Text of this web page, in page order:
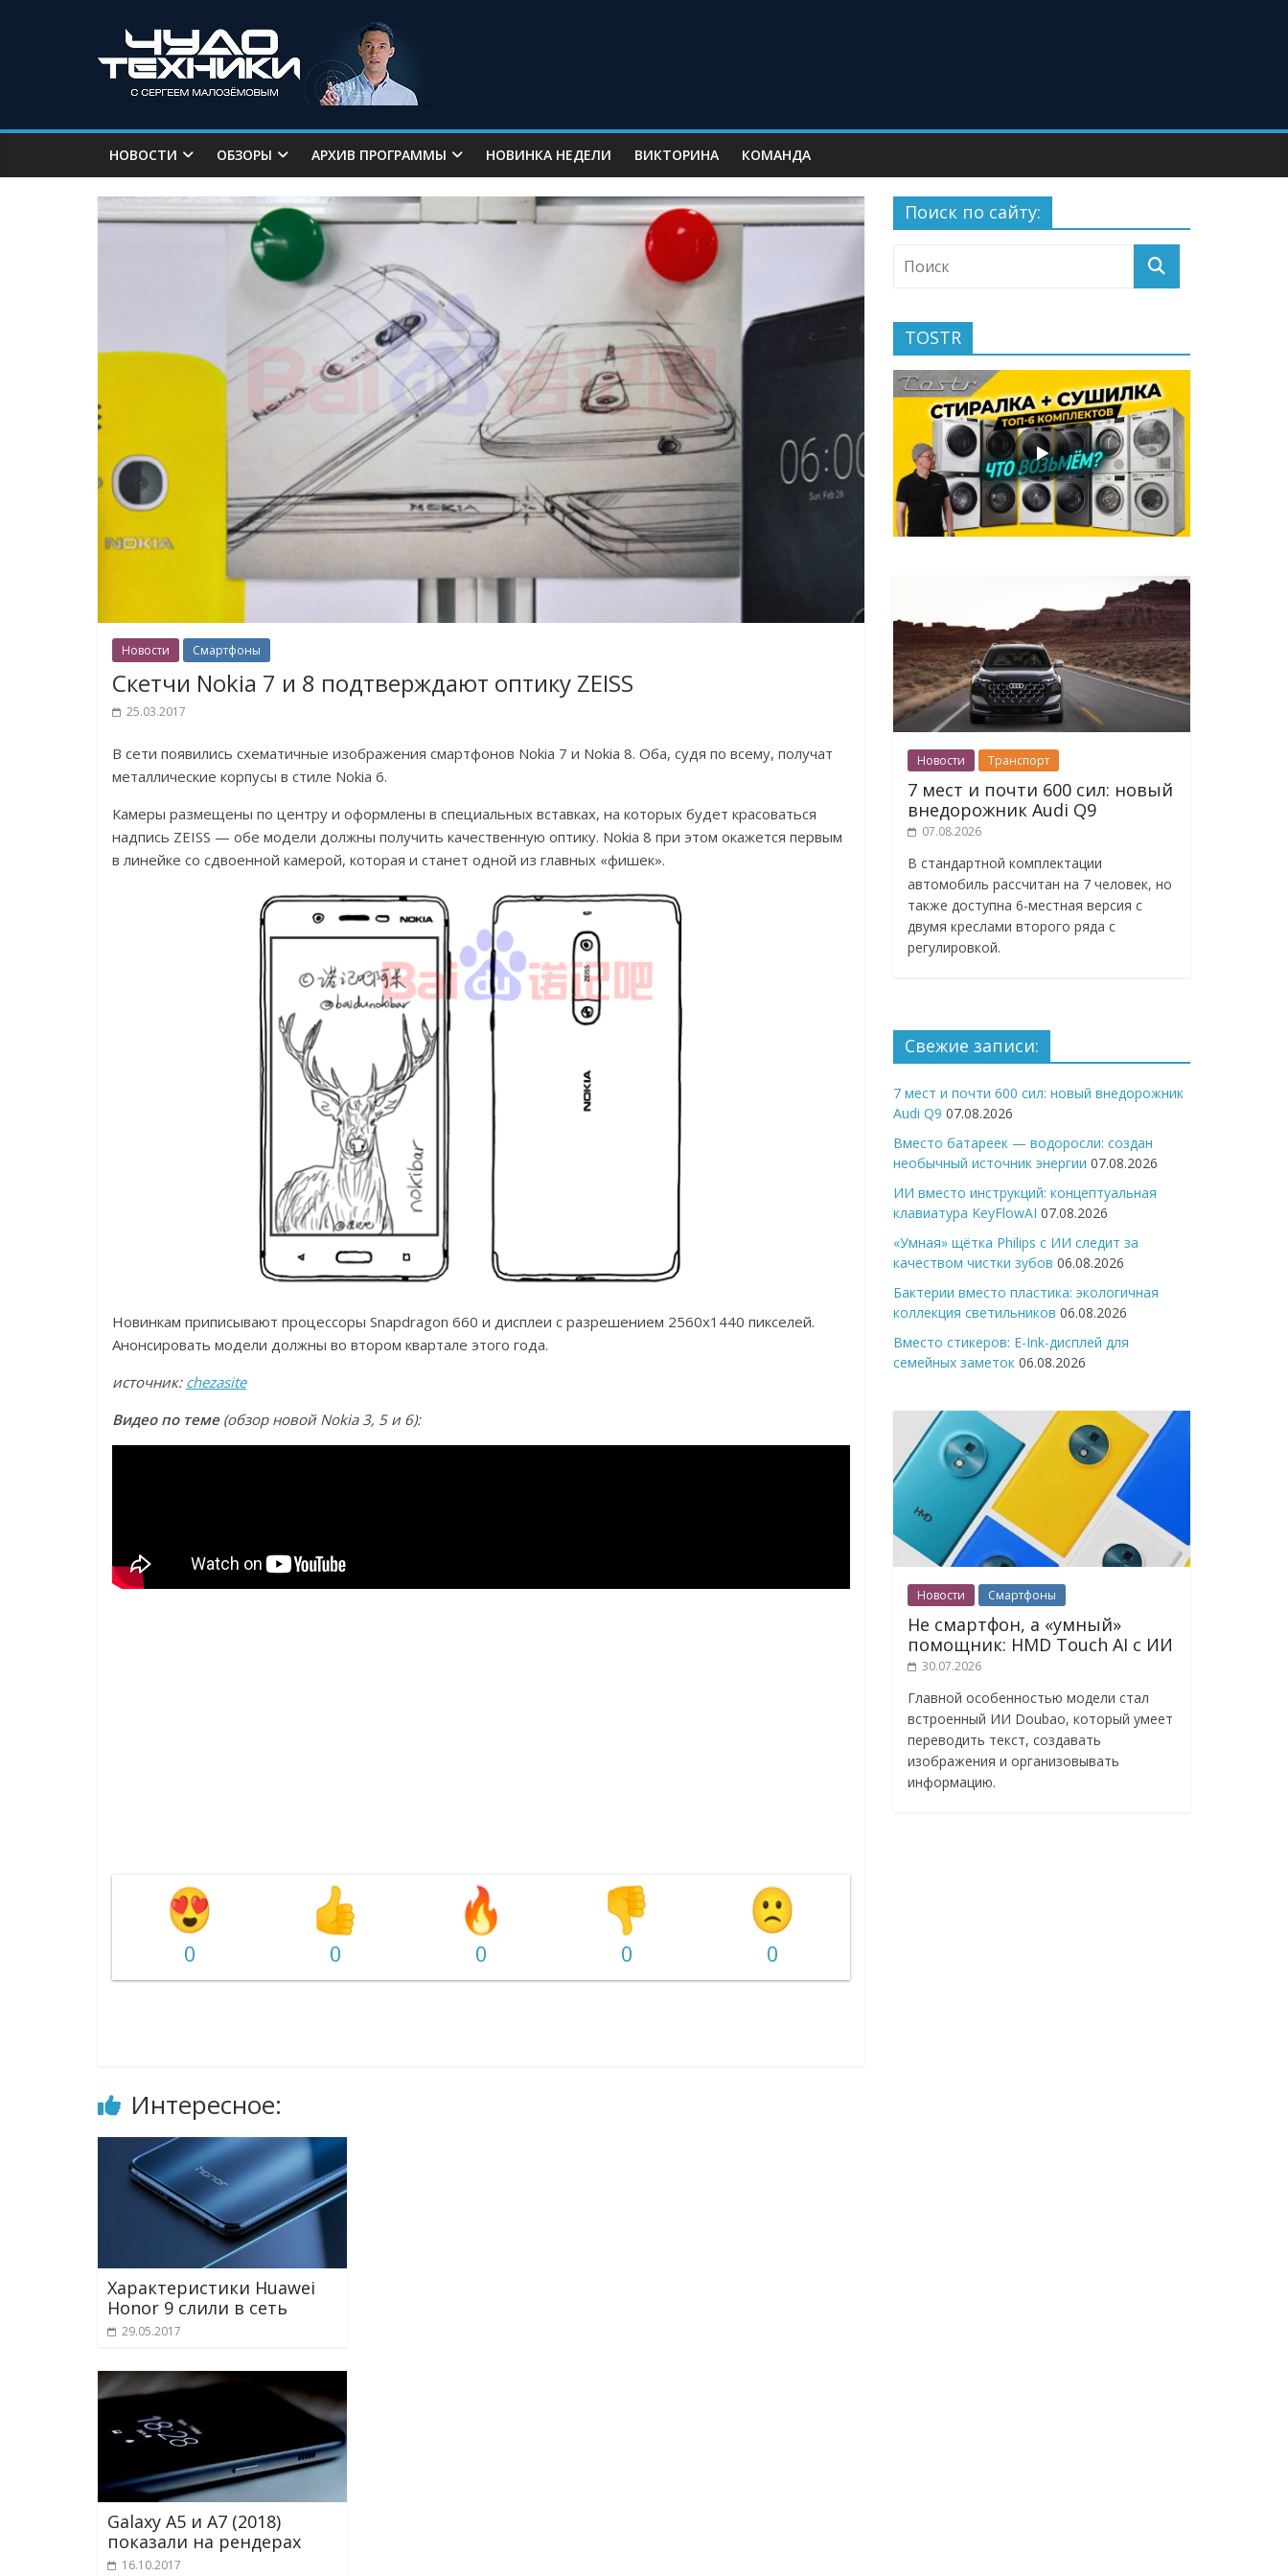
НОВОСТИ ОБЗОРЫ АРХИВ ПРОГРАММЫ НОВИНКА НЕДЕЛИ ВИКТОРИНА КОМАНДА
Новости Смартфоны
Скетчи Nokia 7 и 8 подтверждают оптику ZEISS
25.03.2017
В сети появились схематичные изображения смартфонов Nokia 7 и Nokia 8. Оба, судя по всему, получат
металлические корпусы в стиле Nokia 6.
Камеры размещены по центру и оформлены в специальных вставках, на которых будет красоваться
надпись ZEISS — обе модели должны получить качественную оптику. Nokia 8 при этом окажется первым
в линейке со сдвоенной камерой, которая и станет одной из главных «фишек».
Новинкам приписывают процессоры Snapdragon 660 и дисплеи с разрешением 2560х1440 пикселей.
Анонсировать модели должны во втором квартале этого года.
источник: chezasite
Видео по теме(обзор новой Nokia 3, 5 и 6):
0 0 0 0 0
Интересное:
Характеристики Huawei
Honor 9 слили в сеть
29.05.2017
Galaxy A5 и A7 (2018)
показали на рендерах
16.10.2017
Поиск по сайту:
TOSTR
Новости Транспорт
7 мест и почти 600 сил: новый
внедорожник Audi Q9
07.08.2026
В стандартной комплектации
автомобиль рассчитан на 7 человек, но
также доступна 6-местная версия с
двумя креслами второго ряда с
регулировкой.
Свежие записи:
7 мест и почти 600 сил: новый внедорожник
Audi Q9 07.08.2026
Вместо батареек — водоросли: создан
необычный источник энергии 07.08.2026
ИИ вместо инструкций: концептуальная
клавиатура KeyFlowAI 07.08.2026
«Умная» щётка Philips с ИИ следит за
качеством чистки зубов 06.08.2026
Бактерии вместо пластика: экологичная
коллекция светильников 06.08.2026
Вместо стикеров: E-Ink-дисплей для
семейных заметок 06.08.2026
Новости Смартфоны
Не смартфон, а «умный»
помощник: HMD Touch AI с ИИ
30.07.2026
Главной особенностью модели стал
встроенный ИИ Doubao, который умеет
переводить текст, создавать
изображения и организовывать
информацию.